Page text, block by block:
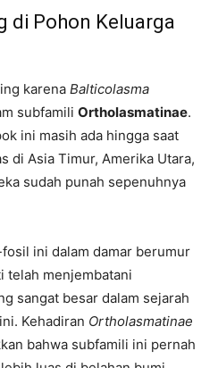
di Pohon Keluarga
karena Balticolasma
subfamili Ortholasmatinae.
ini masih ada hingga saat
di Asia Timur, Amerika Utara,
sudah punah sepenuhnya
ini dalam damar berumur
telah menjembatani
sangat besar dalam sejarah
Kehadiran Ortholasmatinae
bahwa subfamili ini pernah